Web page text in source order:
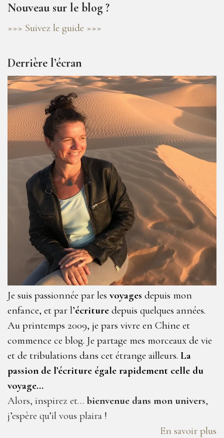
Nouveau sur le blog ?
»»» Suivez le guide »»»
Derrière l’écran
Je suis passionnée par les voyages depuis mon
enfance, et par l’écriture depuis quelques années.
Au printemps 2009, je pars vivre en Chine et
commence ce blog. Je partage mes morceaux de vie
et de tribulations dans cet étrange ailleurs. La
passion de l’écriture égale rapidement celle du
voyage…
Alors, inspirez et… bienvenue dans mon univers,
j’espère qu’il vous plaira !
En savoir plus